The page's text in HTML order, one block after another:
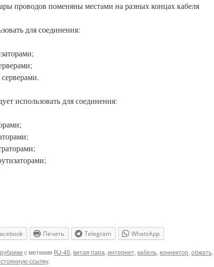
проводов поменяны местами на разных концах кабеля
для соединения:
использовать для соединения:
Печать Telegram WhatsApp
с метками RJ-45, витая пара, интернет, кабель, коннектор, обжать,
ссылку.